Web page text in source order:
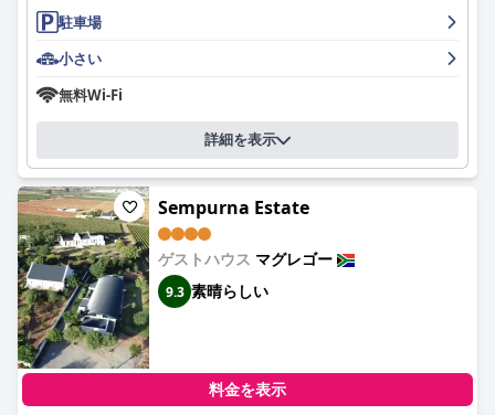
駐車場
小さい
無料Wi-Fi
詳細を表示
Sempurna Estate
ゲストハウス マグレゴー
9.3 素晴らしい
料金を表示